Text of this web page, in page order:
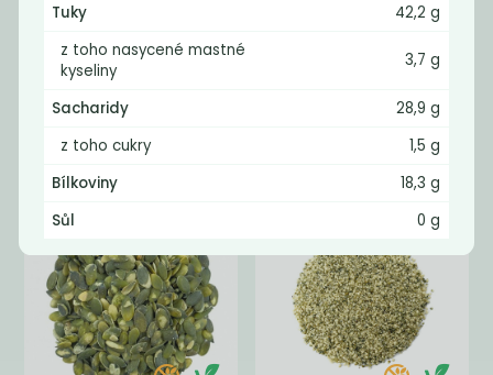
BIO Sezam
světlý
neloupaný
219Kč/ Kg
Chia semínka
Tuky
42,2 g
z toho nasycené mastné
kyseliny
3,7 g
Sacharidy
28,9 g
z toho cukry
1,5 g
Bílkoviny
18,3 g
Sůl
0 g